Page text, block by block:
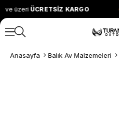
ve üzeri ÜCRETSİZ KARGO
Anasayfa Balık Av Malzemeleri